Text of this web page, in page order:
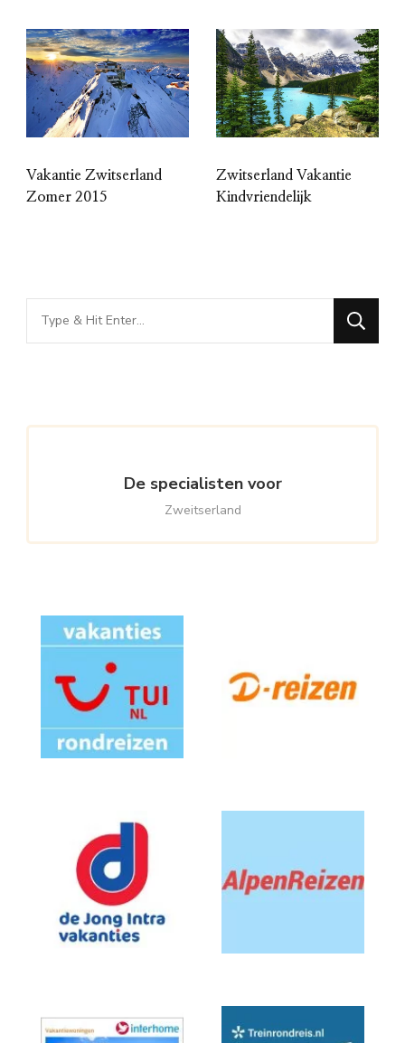
Vakantie Zwitserland
Zomer 2015
Zwitserland Vakantie
Kindvriendelijk
Looking
for
De specialisten voor
Zweitserland